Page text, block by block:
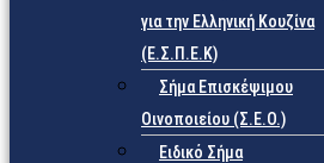
για την Ελληνική Κουζίνα
(Ε.Σ.Π.Ε.Κ)
Σήμα Επισκέψιμου
Οινοποιείου (Σ.Ε.Ο.)
Ειδικό Σήμα